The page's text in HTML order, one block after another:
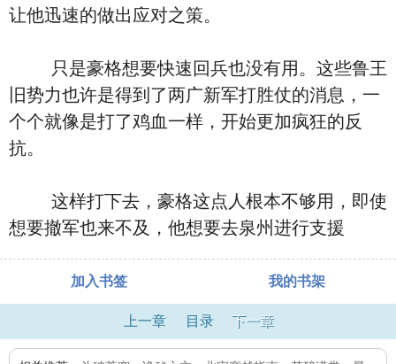
让他迅速的做出应对之策。
只是豪格想要快速回兵也没有用。这些鲁王
旧势力也许是得到了两广新军打胜仗的消息，一
个个就像是打了鸡血一样，开始更加疯狂的反
抗。
这样打下去，豪格这点人根本不够用，即使
想要撤军也来不及，他想要去泉州进行支援
加入书签 我的书架
上一章 目录 下一章